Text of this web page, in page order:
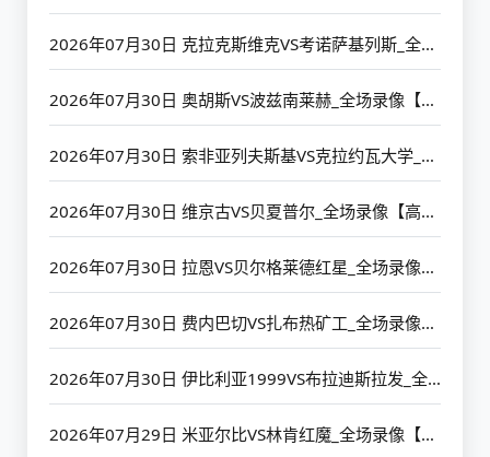
2026年07月30日 克拉克斯维克VS考诺萨基列斯_全场录像【高清回放】
2026年07月30日 奥胡斯VS波兹南莱赫_全场录像【高清回放】
2026年07月30日 索非亚列夫斯基VS克拉约瓦大学_全场录像【高清回放】
2026年07月30日 维京古VS贝夏普尔_全场录像【高清回放】
2026年07月30日 拉恩VS贝尔格莱德红星_全场录像【高清回放】
2026年07月30日 费内巴切VS扎布热矿工_全场录像【高清回放】
2026年07月30日 伊比利亚1999VS布拉迪斯拉发_全场录像【高清回放】
2026年07月29日 米亚尔比VS林肯红魔_全场录像【高清回放】